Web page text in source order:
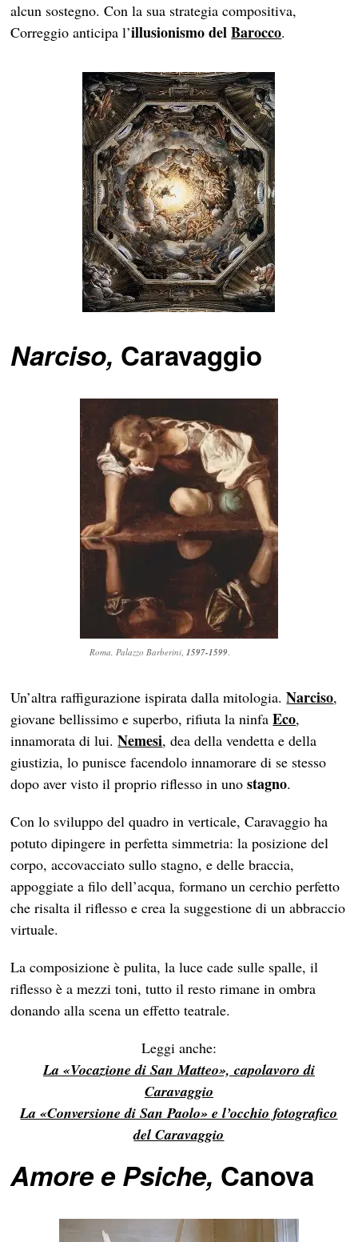
alcun sostegno. Con la sua strategia compositiva,
Correggio anticipa l’illusionismo delBarocco.
Narciso, Caravaggio
Roma, Palazzo Barberini,1597-1599.
Un’altra raffigurazione ispirata dalla mitologia.Narciso,
giovane bellissimo e superbo, rifiuta la ninfaEco,
innamorata di lui.Nemesi, dea della vendetta e della
giustizia, lo punisce facendolo innamorare di se stesso
dopo aver visto il proprio riflesso in unostagno.
Con lo sviluppo del quadro in verticale, Caravaggio ha
potuto dipingere in perfetta simmetria: la posizione del
corpo, accovacciato sullo stagno, e delle braccia,
appoggiate a filo dell’acqua, formano un cerchio perfetto
che risalta il riflesso e crea la suggestione di un abbraccio
virtuale.
La composizione è pulita, la luce cade sulle spalle, il
riflesso è a mezzi toni, tutto il resto rimane in ombra
donando alla scena un effetto teatrale.
Leggi anche:
La «Vocazione di San Matteo», capolavoro di
Caravaggio
La «Conversione di San Paolo» e l’occhio fotografico
del Caravaggio
Amore e Psiche, Canova